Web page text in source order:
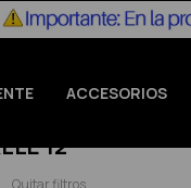
ACCESORIOS
12
Quitar filtros